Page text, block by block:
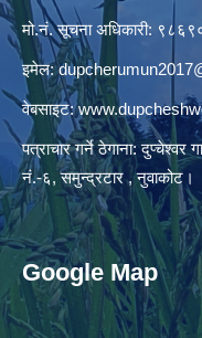
मो.नं. सूचना अधिकारी:
इमेल:
वेबसाइट:
पत्राचार गर्ने ठेगाना: दुप्चेश्वर
नं.-६, समुन्द्रटार , नुवाकोट।
Google Map